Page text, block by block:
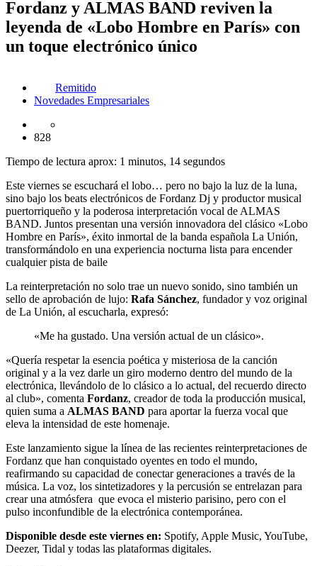
Fordanz y ALMAS BAND reviven la
leyenda de «Lobo Hombre en París» con
un toque electrónico único
Remitido
Novedades Empresariales
828
Tiempo de lectura aprox: 1 minutos, 14 segundos
Este viernes se escuchará el lobo… pero no bajo la luz de la luna,
sino bajo los beats electrónicos de Fordanz Dj y productor musical
puertorriqueño y la poderosa interpretación vocal de ALMAS
BAND. Juntos presentan una versión innovadora del clásico «Lobo
Hombre en París», éxito inmortal de la banda española La Unión,
transformándolo en una experiencia nocturna lista para encender
cualquier pista de baile
La reinterpretación no solo trae un nuevo sonido, sino también un
sello de aprobación de lujo: Rafa Sánchez, fundador y voz original
de La Unión, al escucharla, expresó:
«Me ha gustado. Una versión actual de un clásico».
«Quería respetar la esencia poética y misteriosa de la canción
original y a la vez darle un giro moderno dentro del mundo de la
electrónica, llevándolo de lo clásico a lo actual, del recuerdo directo
al club», comenta Fordanz, creador de toda la producción musical,
quien suma a ALMAS BAND para aportar la fuerza vocal que
eleva la intensidad de este homenaje.
Este lanzamiento sigue la línea de las recientes reinterpretaciones de
Fordanz que han conquistado oyentes en todo el mundo,
reafirmando su capacidad de conectar generaciones a través de la
música. La voz, los sintetizadores y la percusión se entrelazan para
crear una atmósfera que evoca el misterio parisino, pero con el
pulso inconfundible de la electrónica contemporánea.
Disponible desde este viernes en: Spotify, Apple Music, YouTube,
Deezer, Tidal y todas las plataformas digitales.